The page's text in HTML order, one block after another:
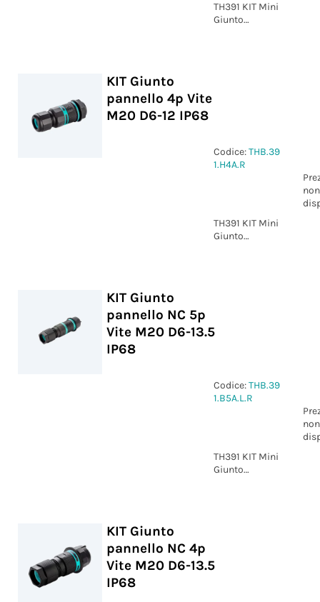
TH391 KIT Mini
Giunto
KIT Giunto
pannello 4p Vite
M20 D6-12 IP68
Codice:THB.39
1.H4A.R
non
TH391 KIT Mini
Giunto
KIT Giunto
pannello NC 5p
Vite M20 D6-13.5
IP68
Codice:THB.39
1.B5A.L.R
non
TH391 KIT Mini
Giunto
KIT Giunto
pannello NC 4p
Vite M20 D6-13.5
IP68